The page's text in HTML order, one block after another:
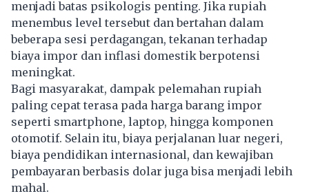
menjadi batas psikologis penting. Jika rupiah
menembus level tersebut dan bertahan dalam
beberapa sesi perdagangan, tekanan terhadap
biaya impor dan inflasi domestik berpotensi
meningkat.
Bagi masyarakat, dampak pelemahan rupiah
paling cepat terasa pada harga barang impor
seperti smartphone, laptop, hingga komponen
otomotif. Selain itu, biaya perjalanan luar negeri,
biaya pendidikan internasional, dan kewajiban
pembayaran berbasis dolar juga bisa menjadi lebih
mahal.